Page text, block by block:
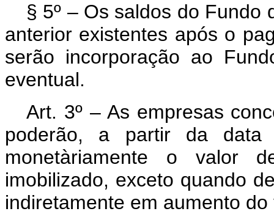
§ 5º – Os saldos do Fundo
an­terior existentes após o
serão incorporação ao
eventual.
Art. 3º – As empresas
pode­rão, a partir da data
monetàriamente o valor
imobilizado, exceto quando
indiretamente em aumento